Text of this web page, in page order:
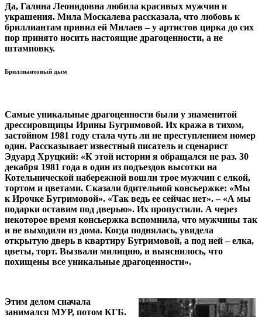
Да, Галина Леонидовна любила красивых мужчин и
украшения. Мила Москалева рассказала, что любовь к
бриллиантам привил ей Милаев – у артистов цирка до сих
пор принято носить настоящие драгоценности, а не
штамповку.
Бриллиантовый дым
Самые уникальные драгоценности были у знаменитой
дрессировщицы Ирины Бугримовой. Их кража в тихом,
застойном 1981 году стала чуть ли не преступлением номер
один. Рассказывает известный писатель и сценарист
Эдуард Хруцкий: «К этой истории я обращался не раз. 30
декабря 1981 года в один из подъездов высотки на
Котельнической набережной вошли трое мужчин с елкой,
тортом и цветами. Сказали бдительной консьержке: «Мы
к Ирочке Бугримовой». «Так ведь ее сейчас нет». – «А мы
подарки оставим под дверью». Их пропустили. А через
некоторое время консьержка вспомнила, что мужчины так
и не выходили из дома. Когда поднялась, увидела
открытую дверь в квартиру Бугримовой, а под ней – елка,
цветы, торт. Вызвали милицию, и выяснилось, что
похищены все уникальные драгоценности».
Этим делом сначала
занимался МУР, потом КГБ.